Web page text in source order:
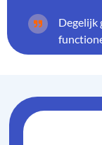
Degelijk